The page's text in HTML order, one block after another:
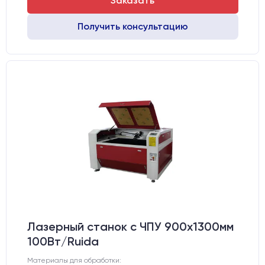
Получить консультацию
Лазерный станок c ЧПУ 900х1300мм
100Вт/Ruida
Материалы для обработки: